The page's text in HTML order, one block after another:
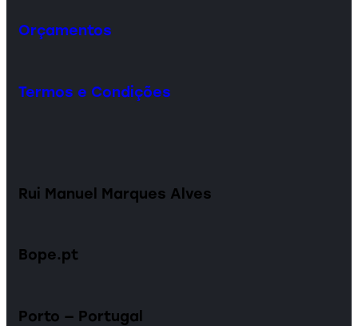
Orçamentos
Termos e Condições
Rui Manuel Marques Alves
Bope.pt
Porto — Portugal